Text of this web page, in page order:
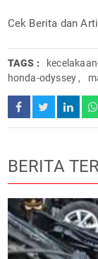
Cek Berita dan
TAGS :
honda-odyssey ,
BERITA